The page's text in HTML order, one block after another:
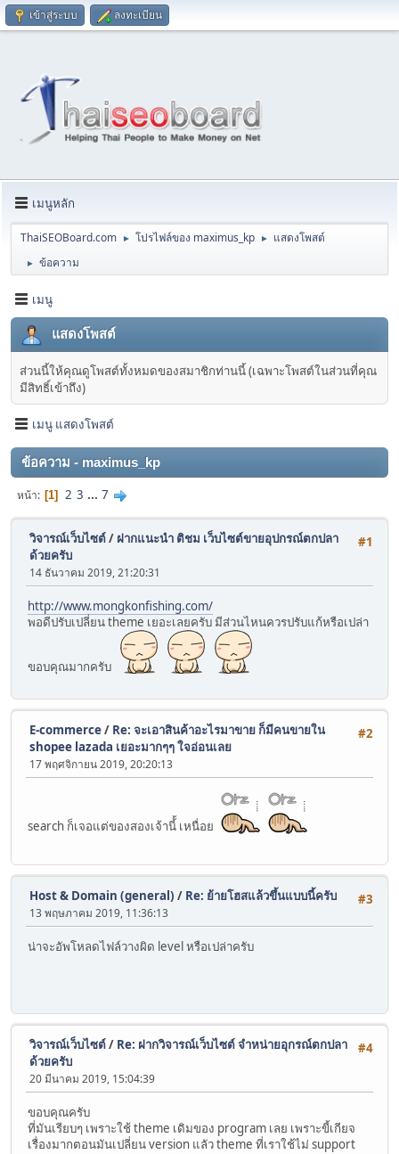
เข้าสู่ระบบ ลงทะเบียน
เมนูหลัก
ThaiSEOBoard.com ► โปรไฟล์ของ maximus_kp ► แสดงโพสต์
► ข้อความ
เมนู
แสดงโพสต์
ส่วนนี้ให้คุณดูโพสต์ทั้งหมดของสมาชิกท่านนี้ (เฉพาะโพสต์ในส่วนที่คุณ
มีสิทธิ์เข้าถึง)
เมนู แสดงโพสต์
ข้อความ - maximus_kp
หน้า 1 2 3 ... 7
#1
วิจารณ์เว็บไซต์/ ฝากแนะนำ ติชม เว็บไซต์ขายอุปกรณ์ตกปลา
ด้วยครับ
14 ธันวาคม 2019, 21:20:31
http://www.mongkonfishing.com/
พอดีปรับเปลี่ยน theme เยอะเลยครับ มีส่วนไหนควรปรับแก้หรือเปล่า
ขอบคุณมากครับ
#2
E-commerce/ Re: จะเอาสินค้าอะไรมาขาย ก็มีคนขายใน
shopee lazada เยอะมากๆๆ ใจอ่อนเลย
17 พฤศจิกายน 2019, 20:20:13
search ก็เจอแต่ของสองเจ้านี้้ เหนื่อย
#3
Host & Domain (general) / Re: ย้ายโฮสแล้วขึ้นแบบนี้ครับ
13 พฤษภาคม 2019, 11:36:13
น่าจะอัพโหลดไฟล์วางผิด level หรือเปล่าครับ
#4
วิจารณ์เว็บไซต์/ Re: ฝากวิจารณ์เว็บไซต์ จำหน่ายอุกรณ์ตกปลา
ด้วยครับ
20 มีนาคม 2019, 15:04:39
ขอบคุณครับ
ที่มันเรียบๆ เพราะใช้ theme เดิมของ program เลย เพราะขี้เกียจ
เรื่องมากตอนมันเปลี่ยน version แลัว theme ที่เราใช้ไม่ support